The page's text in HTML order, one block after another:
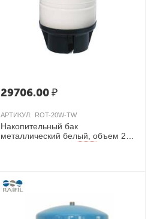
29706.00₽
АРТИКУЛ: ROT-20W-TW
Накопительный бак
металлический белый, объем 20